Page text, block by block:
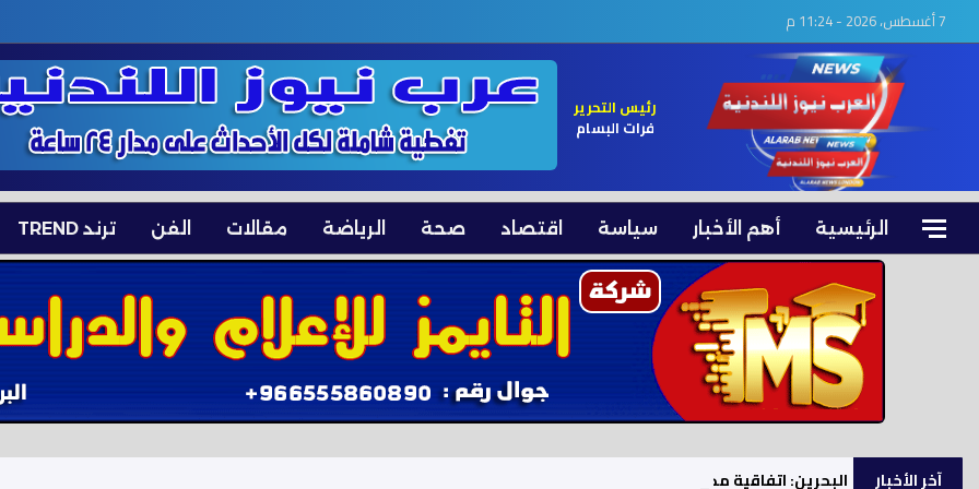
7 أغسطس، 2026 - 11:24 م
رئيس التحرير
فرات البسام
الرئيسية أهم الأخبار سياسة اقتصاد صحة الرياضة مقالات الفن ترند TREND
آخر الأخبار البحرين: اتفاقية مكة للدفاع المشترك تعزز الأمن الجماعي لدول الخليج